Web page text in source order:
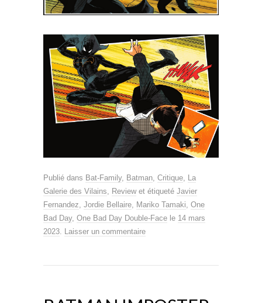
Publié dans Bat-Family, Batman, Critique, La
Galerie des Vilains, Reviewet étiqueté Javier
Fernandez, Jordie Bellaire, Mariko Tamaki, One
Bad Day, One Bad Day Double-Face le 14 mars
2023. Laisser un commentaire